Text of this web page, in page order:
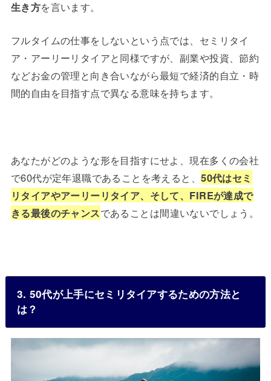
生き方を言います。
フルタイムの仕事をしないという点では、セミリタイ
ア・アーリーリタイアと同様ですが、副業や投資、節約
などお金の管理と向き合いながら最短で経済的自立・時
間的自由を目指す点で異なる意味を持ちます。
あなたがどのような形を目指すにせよ、現在多くの会社
で60代が定年退職であることを考えると、50代はセミ
リタイアやアーリーリタイア、そして、FIREが達成で
きる最後のチャンスであることは間違いないでしょう。
3. 50代が上手にセミリタイアするための方法と
は？